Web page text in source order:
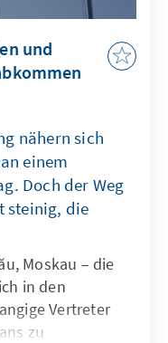
Punkt
und
nähern sich
einem
Doch der Weg
steinig, die
Moskau – die
in den
Vertreter
zu